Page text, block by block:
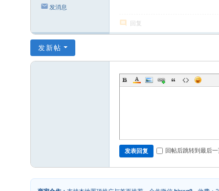
发消息
回复
发新帖
发表回复 回帖后跳转到最后